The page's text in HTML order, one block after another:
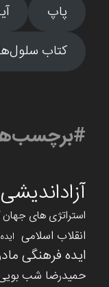
پاپ
کتاب
آزاداندیشی
استراتژی های جهان
انقلاب اسلامی
ایده فرهنگی
حمیدرضا شب